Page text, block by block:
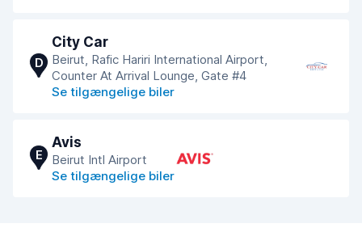
D
City Car
Beirut, Rafic Hariri International Airport,
Counter At Arrival Lounge, Gate #4
Se tilgængelige biler
E
Avis
Beirut Intl Airport
Se tilgængelige biler